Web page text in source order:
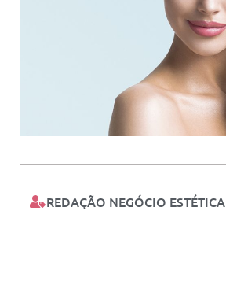
REDAÇÃO NEGÓCIO ESTÉTICA